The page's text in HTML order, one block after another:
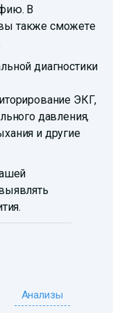
В
также сможете
диагностики
ЭКГ,
давления,
и другие
Анализы